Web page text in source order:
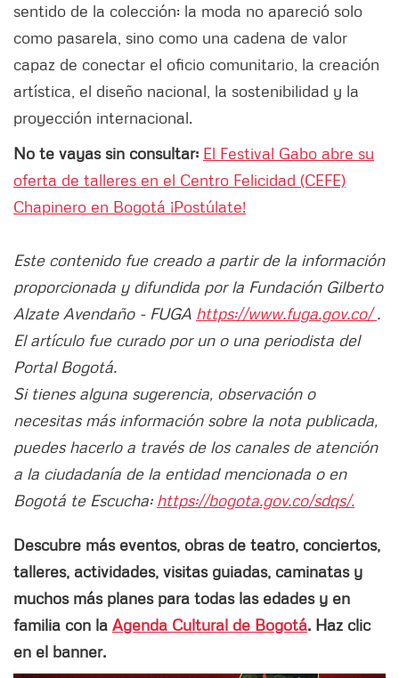
sentido de la colección: la moda no apareció solo
como pasarela, sino como una cadena de valor
capaz de conectar el oficio comunitario, la creación
artística, el diseño nacional, la sostenibilidad y la
proyección internacional.
No te vayas sin consultar: El Festival Gabo abre su
oferta de talleres en el Centro Felicidad (CEFE)
Chapinero en Bogotá ¡Postúlate!
Este contenido fue creado a partir de la información
proporcionada y difundida por la Fundación Gilberto
Alzate Avendaño - FUGA https://www.fuga.gov.co/.
El artículo fue curado por un o una periodista del
Portal Bogotá.
Si tienes alguna sugerencia, observación o
necesitas más información sobre la nota publicada,
puedes hacerlo a través de los canales de atención
a la ciudadanía de la entidad mencionada o en
Bogotá te Escucha: https://bogota.gov.co/sdqs/.
Descubre más eventos, obras de teatro, conciertos,
talleres, actividades, visitas guiadas, caminatas y
muchos más planes para todas las edades y en
familia con la Agenda Cultural de Bogotá. Haz clic
en el banner.